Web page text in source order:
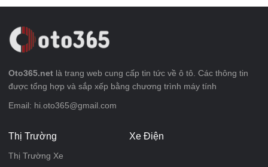
Oto365.net là trang web cung cấp tin tức về ô tô. Các thông tin
được tổng hợp và sắp xếp bằng chương trình máy tính
Email: hi.oto365@gmail.com
Thị Trường
Thị Trường Xe
Xe Điện